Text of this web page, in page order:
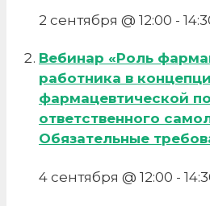
и
биологически
активных
добавок
и
по
развитию
в
2 сентября @ 12:00 -
Вебинар «Роль
работника в
фармацевтической
ответственного
Обязательные
4 сентября @ 12:00 -